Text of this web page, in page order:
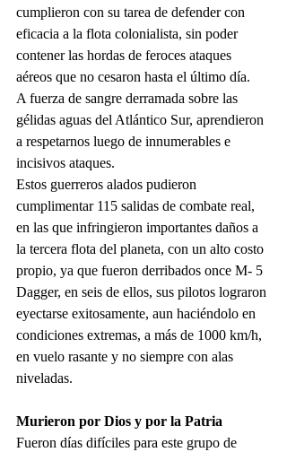
cumplieron con su tarea de defender con
eficacia a la flota colonialista, sin poder
contener las hordas de feroces ataques
aéreos que no cesaron hasta el último día.
A fuerza de sangre derramada sobre las
gélidas aguas del Atlántico Sur, aprendieron
a respetarnos luego de innumerables e
incisivos ataques.
Estos guerreros alados pudieron
cumplimentar 115 salidas de combate real,
en las que infringieron importantes daños a
la tercera flota del planeta, con un alto costo
propio, ya que fueron derribados once M- 5
Dagger, en seis de ellos, sus pilotos lograron
eyectarse exitosamente, aun haciéndolo en
condiciones extremas, a más de 1000 km/h,
en vuelo rasante y no siempre con alas
niveladas.
Murieron por Dios y por la Patria
Fueron días difíciles para este grupo de